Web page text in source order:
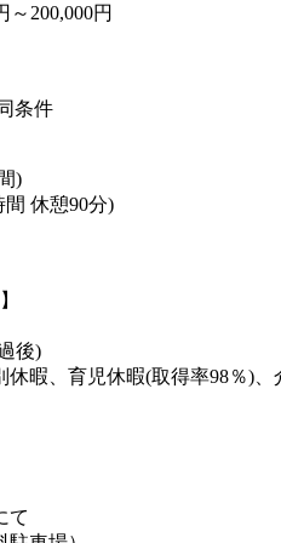
～200,000円
条件
)
間 休憩90分)
後)
休暇、育児休暇(取得率98％)、
て